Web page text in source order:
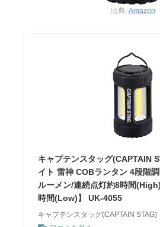
出典: Amazon
キャプテンスタッグ(CAPTAIN
イト 雷神 COBランタン 4段階
ルーメン/連続点灯約8時間
時間(Low)】 UK-4055
キャプテンスタッグ(CAPTAIN STAG)